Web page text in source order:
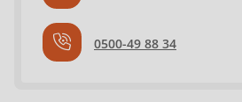
0500-49 88 34